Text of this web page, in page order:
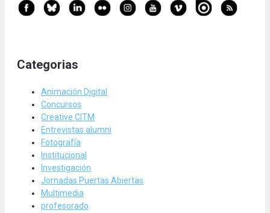
Categorias
Animación Digital
Concursos
Creative CITM
Entrevistas alumni
Fotografía
Institucional
Investigación
Jornadas Puertas Abiertas
Multimedia
profesorado